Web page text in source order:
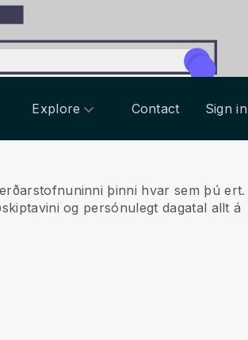
Explore Contact Sign in
þinni hvar sem þú ert.
og persónulegt dagatal allt á